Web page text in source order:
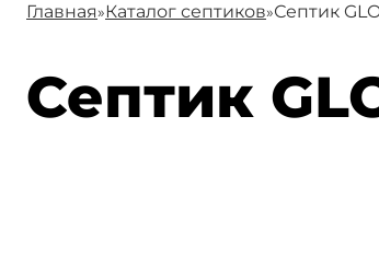
Главная»Каталог септиков»Септик
Септик